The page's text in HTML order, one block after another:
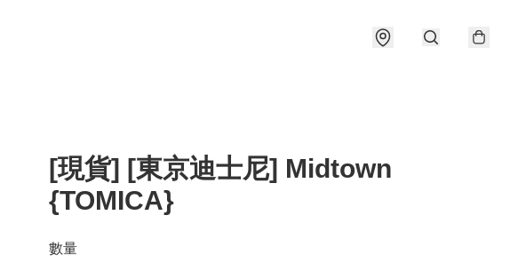
[現貨] [東京迪士尼] Midtown
{TOMICA}
數量